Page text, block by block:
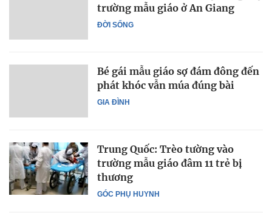
ĐỜI SỐNG
trường mẫu giáo ở An Giang
GIA ĐÌNH
Bé gái mẫu giáo sợ đám đông đến
phát khóc vẫn múa đúng bài
GÓC PHỤ HUYNH
Trung Quốc: Trèo tường vào
trường mẫu giáo đâm 11 trẻ bị
thương